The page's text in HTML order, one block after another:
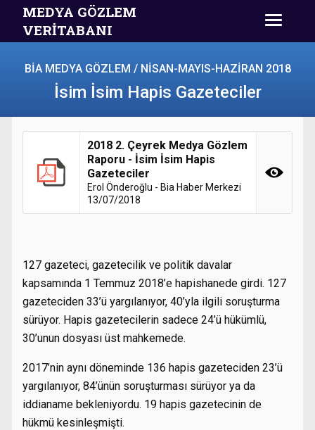
MEDYA GÖZLEM
VERİTABANI
BİA MEDYA GÖZLEM / NİSAN-MAYIS-HAZİRAN 2018
İsim İsim Hapis Gazeteciler
2018 2. Çeyrek Medya Gözlem
Raporu - İsim İsim Hapis
Gazeteciler
Erol Önderoğlu - Bia Haber Merkezi
13/07/2018
127 gazeteci, gazetecilik ve politik davalar
kapsamında 1 Temmuz 2018’e hapishanede girdi. 127
gazeteciden 33’ü yargılanıyor, 40’yla ilgili soruşturma
sürüyor. Hapis gazetecilerin sadece 24’ü hükümlü,
30’unun dosyası üst mahkemede.
2017’nin aynı döneminde 136 hapis gazeteciden 23’ü
yargılanıyor, 84’ünün soruşturması sürüyor ya da
iddianame bekleniyordu. 19 hapis gazetecinin de
hükmü kesinleşmişti.